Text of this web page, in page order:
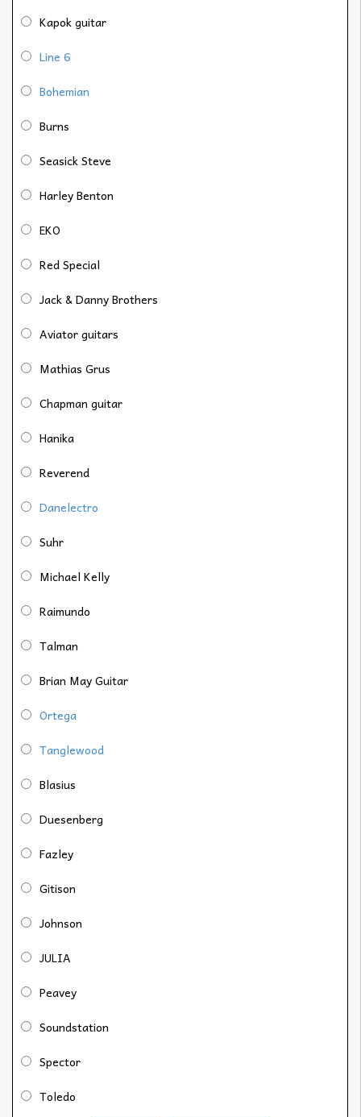
Kapok guitar
Line 6
Bohemian
Burns
Seasick Steve
Harley Benton
EKO
Red Special
Jack & Danny Brothers
Aviator guitars
Mathias Grus
Chapman guitar
Hanika
Reverend
Danelectro
Suhr
Michael Kelly
Raimundo
Talman
Brian May Guitar
Ortega
Tanglewood
Blasius
Duesenberg
Fazley
Gitison
Johnson
JULIA
Peavey
Soundstation
Spector
Toledo